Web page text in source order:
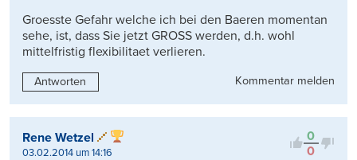
Groesste Gefahr welche ich bei den Baeren momentan
sehe, ist, dass Sie jetzt GROSS werden, d.h. wohl
mittelfristig flexibilitaet verlieren.
Antworten Kommentar melden
0
0
Rene Wetzel
03.02.2014 um 14:16